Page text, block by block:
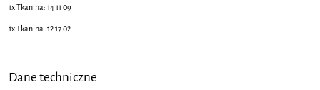
1x Tkanina: 14 11 09
1x Tkanina: 12 17 02
Dane techniczne